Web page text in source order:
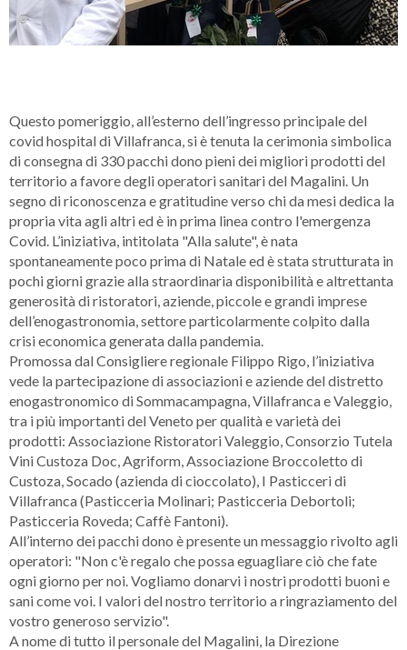
Questo pomeriggio, all’esterno dell’ingresso principale del
covid hospital di Villafranca, si è tenuta la cerimonia simbolica
di consegna di 330 pacchi dono pieni dei migliori prodotti del
territorio a favore degli operatori sanitari del Magalini. Un
segno di riconoscenza e gratitudine verso chi da mesi dedica la
propria vita agli altri ed è in prima linea contro l'emergenza
Covid. L’iniziativa, intitolata "Alla salute", è nata
spontaneamente poco prima di Natale ed è stata strutturata in
pochi giorni grazie alla straordinaria disponibilità e altrettanta
generosità di ristoratori, aziende, piccole e grandi imprese
dell’enogastronomia, settore particolarmente colpito dalla
crisi economica generata dalla pandemia.
Promossa dal Consigliere regionale Filippo Rigo, l’iniziativa
vede la partecipazione di associazioni e aziende del distretto
enogastronomico di Sommacampagna, Villafranca e Valeggio,
tra i più importanti del Veneto per qualità e varietà dei
prodotti: Associazione Ristoratori Valeggio, Consorzio Tutela
Vini Custoza Doc, Agriform, Associazione Broccoletto di
Custoza, Socado (azienda di cioccolato), I Pasticceri di
Villafranca (Pasticceria Molinari; Pasticceria Debortoli;
Pasticceria Roveda; Caffè Fantoni).
All’interno dei pacchi dono è presente un messaggio rivolto agli
operatori: "Non c'è regalo che possa eguagliare ciò che fate
ogni giorno per noi. Vogliamo donarvi i nostri prodotti buoni e
sani come voi. I valori del nostro territorio a ringraziamento del
vostro generoso servizio".
A nome di tutto il personale del Magalini, la Direzione